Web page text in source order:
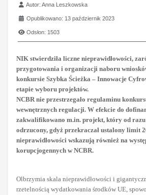
Szczegóły
Autor:Anna Leszkowska
Opublikowano: 13 październik 2023
Odsłon: 1503
NIK stwierdziła liczne nieprawidłowości,
przygotowania i organizacji naboru
konkursie Szybka Ścieżka – Innowacje
etapie wyboru projektów.
NCBR nie przestrzegało regulaminu
wewnętrznych regulacji. W efekcie do
zakwalifikowano m.in. projekt, który od razu
odrzucony, gdyż przekraczał ustalony limit
nieprawidłowości wskazują również na
korupcjogennych w NCBR.
Olbrzymia skala nieprawidłowości i
rzetelnością wydatkowania środków UE,